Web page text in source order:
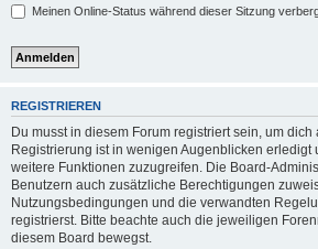
Meinen Online-Status während dieser Sitzung
REGISTRIEREN
Du musst in diesem Forum registriert sein, um
Registrierung ist in wenigen Augenblicken erledigt
weitere Funktionen zuzugreifen. Die Board-
Benutzern auch zusätzliche Berechtigungen
Nutzungsbedingungen und die verwandten
registrierst. Bitte beachte auch die jeweiligen
diesem Board bewegst.